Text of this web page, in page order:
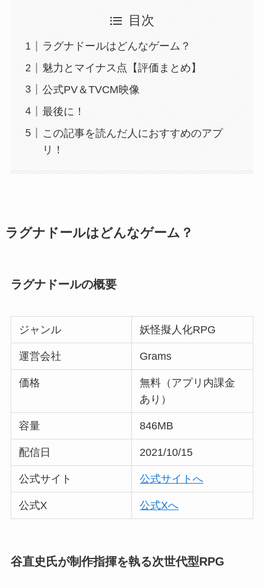
目次
ラグナドールはどんなゲーム？
魅力とマイナス点【評価まとめ】
公式PV＆TVCM映像
最後に！
この記事を読んだ人におすすめのアプ
リ！
ラグナドールはどんなゲーム？
ラグナドールの概要
ジャンル 妖怪擬人化RPG
運営会社 Grams
価格
無料（アプリ内課金
あり）
容量 846MB
配信日 2021/10/15
公式サイト 公式サイトへ
公式X 公式Xへ
谷直史氏が制作指揮を執る次世代型RPG